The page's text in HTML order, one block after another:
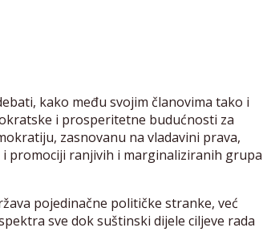
kako među svojim članovima tako i
i prosperitetne budućnosti za
zasnovanu na vladavini prava,
promociji ranjivih i marginaliziranih grupa
pojedinačne političke stranke, već
sve dok suštinski dijele ciljeve rada